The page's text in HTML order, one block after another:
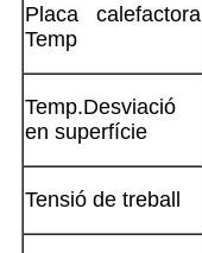
Placa calefactora
Temp
Temp.Desviació
en superfície
Tensió de treball